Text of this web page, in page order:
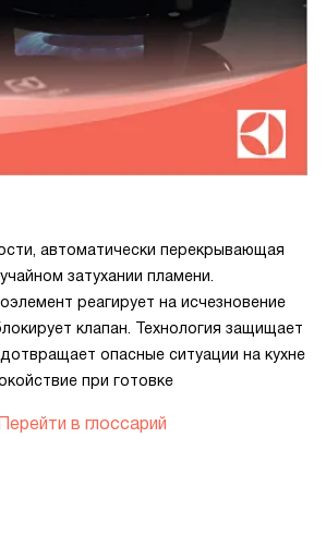
автоматически перекрывающая
затухании пламени.
реагирует на исчезновение
клапан. Технология защищает
опасные ситуации на кухне
при готовке
Перейти в глоссарий